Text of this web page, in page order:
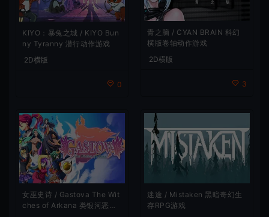
KIYO：暴兔之城 / KIYO Bun
ny Tyranny 潜行动作游戏
2D横版
0
青之脑 / CYAN BRAIN 科幻
横版卷轴动作游戏
2D横版
3
女巫史诗 / Gastova The Wit
ches of Arkana 类银河恶魔
迷途 / Mistaken 黑暗奇幻生
存RPG游戏